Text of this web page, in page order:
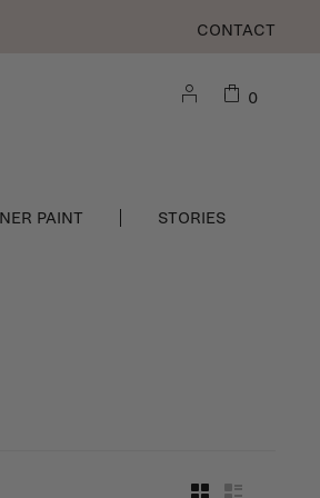
CONTACT
PAINT STORIES
0